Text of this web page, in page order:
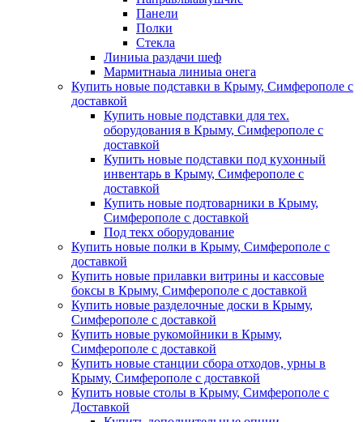
Панели
Полки
Стекла
Линиыа раздачи шеф
Мармитнаыа линиыа онега
Купить новые подставки в Крыму, Симферополе с
доставкой
Купить новые подставки для тех.
оборудования в Крыму, Симферополе с
доставкой
Купить новые подставки под кухонный
инвентарь в Крыму, Симферополе с
доставкой
Купить новые подтоварники в Крыму,
Симферополе с доставкой
Под текх оборудование
Купить новые полки в Крыму, Симферополе с
доставкой
Купить новые прилавки витрины и кассовые
боксы в Крыму, Симферополе с доставкой
Купить новые разделочные доски в Крыму,
Симферополе с доставкой
Купить новые рукомойники в Крыму,
Симферополе с доставкой
Купить новые станции сбора отходов, урны в
Крыму, Симферополе с доставкой
Купить новые столы в Крыму, Симферополе с
Доставкой